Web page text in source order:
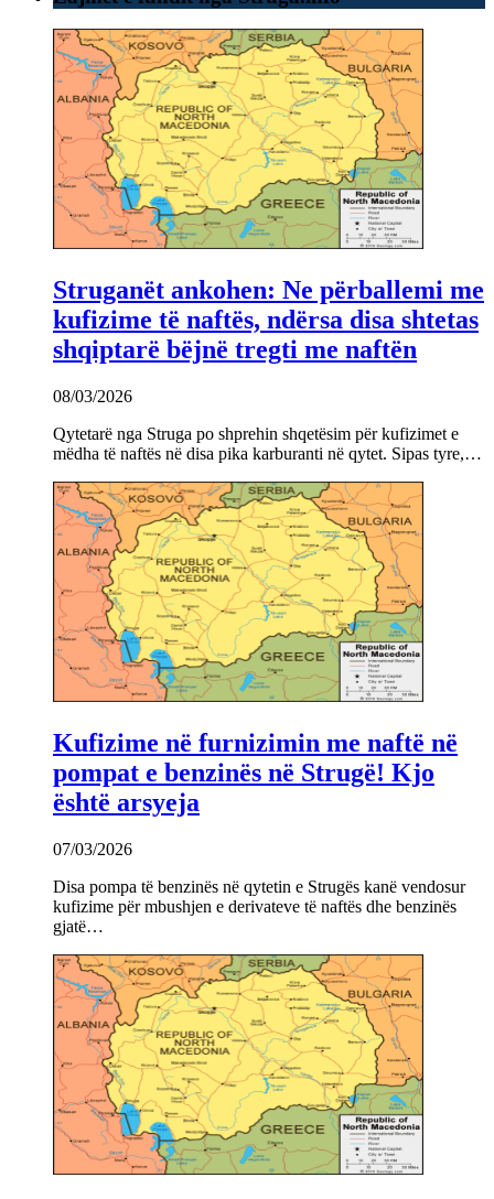
Struganët ankohen: Ne përballemi me
kufizime të naftës, ndërsa disa shtetas
shqiptarë bëjnë tregti me naftën
08/03/2026
Qytetarë nga Struga po shprehin shqetësim për kufizimet e
mëdha të naftës në disa pika karburanti në qytet. Sipas tyre,…
Kufizime në furnizimin me naftë në
pompat e benzinës në Strugë! Kjo
është arsyeja
07/03/2026
Disa pompa të benzinës në qytetin e Strugës kanë vendosur
kufizime për mbushjen e derivateve të naftës dhe benzinës
gjatë…